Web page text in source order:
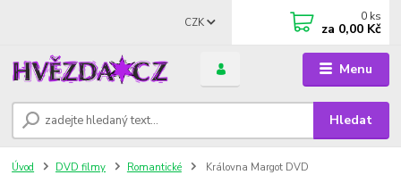
Menu
CZK
Hledat
0 ks
za 0,00 Kč
Úvod DVD filmy Romantické Královna Margot DVD